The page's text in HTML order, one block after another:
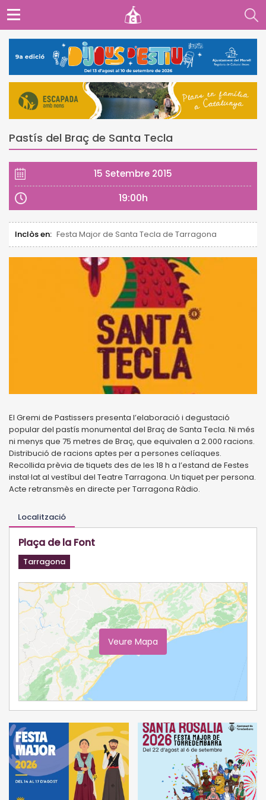
Pastís del Braç de Santa Tecla
15 Setembre 2015
19:00h
Inclòs en: Festa Major de Santa Tecla de Tarragona
El Gremi de Pastissers presenta l’elaboració i degustació
popular del pastís monumental del Braç de Santa Tecla. Ni més
ni menys que 75 metres de Braç, que equivalen a 2.000 racions.
Distribució de racions aptes per a persones celíaques.
Recollida prèvia de tiquets des de les 18 h a l’estand de Festes
instal·lat al vestíbul del Teatre Tarragona. Un tiquet per persona.
Acte retransmès en directe per Tarragona Ràdio.
Localització
Plaça de la Font
Tarragona
Veure Mapa